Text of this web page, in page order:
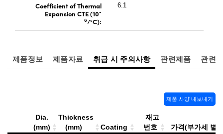
Coefficient of Thermal
Expansion CTE (10-
6/°C):
6.1
제품정보 제품자료 취급 시 주의사항 관련제품 관련
제품 사양 내보내기
Dia.
(mm)
Thickness
(mm)
Coating
재고
번호
가격(부가세 별